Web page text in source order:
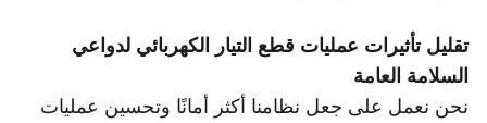
تقليل تأثيرات عمليات قطع التيار الكهربائي لدواعي
السلامة العامة
نحن نعمل على جعل نظامنا أكثر أمانًا وتحسين عمليات